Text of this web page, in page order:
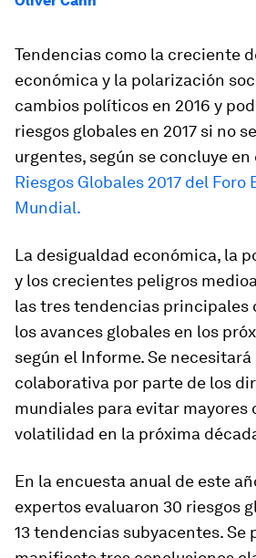
Tendencias como la creciente
económica y la polarización
cambios políticos en 2016 y
riesgos globales en 2017 si no
urgentes, según se concluye en
Riesgos Globales 2017 del Foro
Mundial.
La desigualdad económica, la
y los crecientes peligros
las tres tendencias principales
los avances globales en los
según el Informe. Se necesitará
colaborativa por parte de los
mundiales para evitar mayores
volatilidad en la próxima
En la encuesta anual de este
expertos evaluaron 30 riesgos
13 tendencias subyacentes. Se